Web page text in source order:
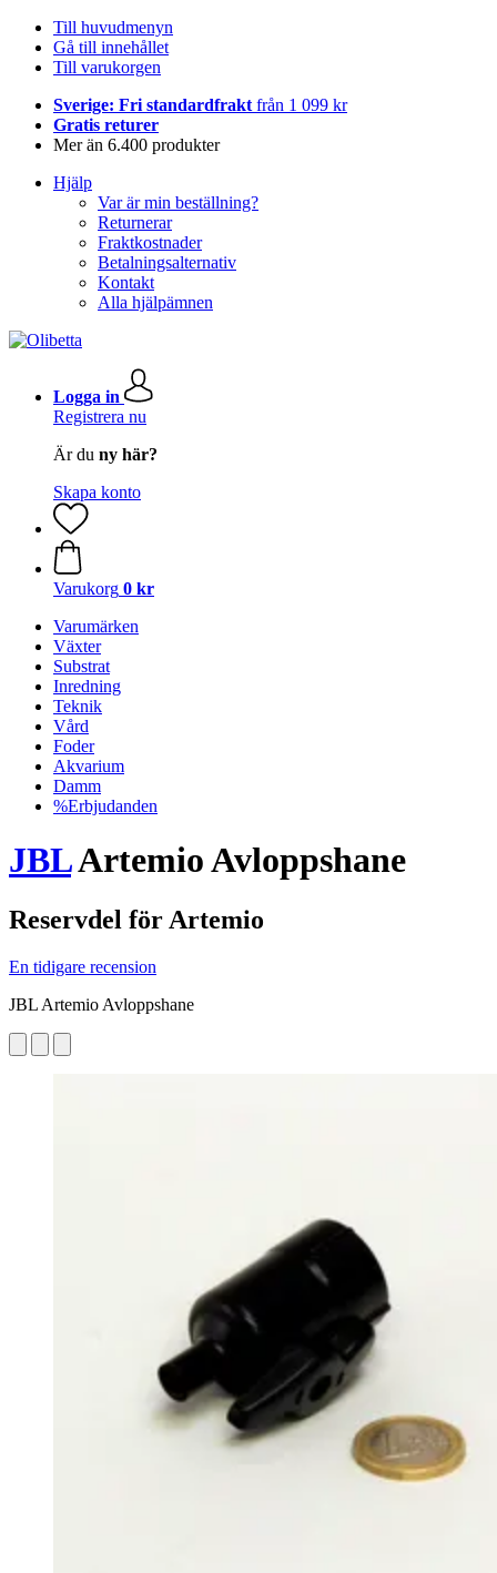
Till huvudmenyn
Gå till innehållet
Till varukorgen
Sverige: Fri standardfrakt från 1 099 kr
Gratis returer
Mer än 6.400 produkter
Hjälp
Var är min beställning?
Returnerar
Fraktkostnader
Betalningsalternativ
Kontakt
Alla hjälpämnen
Logga in
Registrera nu
Är du ny här?
Skapa konto
Varukorg 0 kr
Varumärken
Växter
Substrat
Inredning
Teknik
Vård
Foder
Akvarium
Damm
%Erbjudanden
JBLArtemio Avloppshane
Reservdel för Artemio
En tidigare recension
JBL Artemio Avloppshane